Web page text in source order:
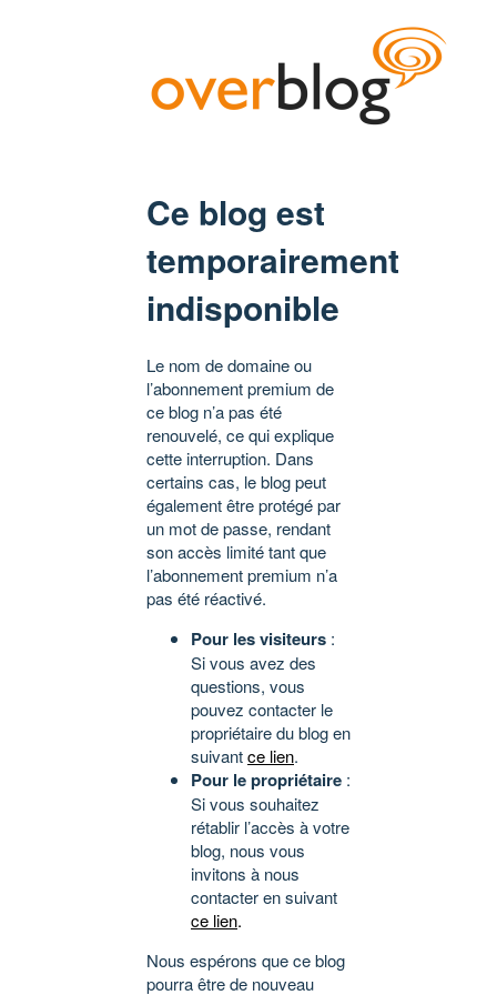
Ce blog est
temporairement
indisponible
Le nom de domaine ou
l’abonnement premium de
ce blog n’a pas été
renouvelé, ce qui explique
cette interruption. Dans
certains cas, le blog peut
également être protégé par
un mot de passe, rendant
son accès limité tant que
l’abonnement premium n’a
pas été réactivé.
Pour les visiteurs :
Si vous avez des
questions, vous
pouvez contacter le
propriétaire du blog en
suivantce lien.
Pour le propriétaire :
Si vous souhaitez
rétablir l’accès à votre
blog, nous vous
invitons à nous
contacter en suivant
ce lien.
Nous espérons que ce blog
pourra être de nouveau